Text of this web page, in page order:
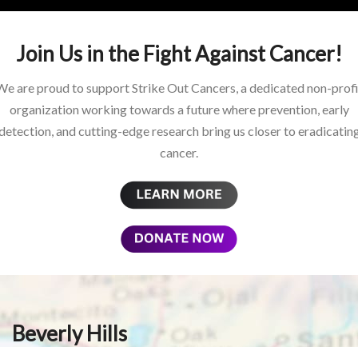
Join Us in the Fight Against Cancer!
are proud to support Strike Out Cancers, a dedicated non-
organization working towards a future where prevention, early
and cutting-edge research bring us closer to
cancer.
Beverly Hills